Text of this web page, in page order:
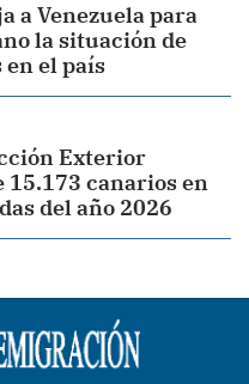
a Venezuela para
la situación de
el país
Exterior
15.173 canarios en
del año 2026